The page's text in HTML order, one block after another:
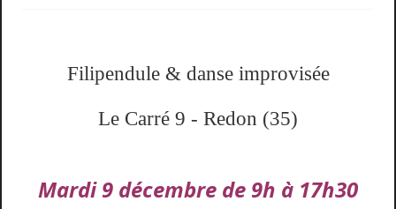
Filipendule & danse improvisée
Le Carré 9 - Redon (35)
Mardi 9 décembre de 9h à 17h30